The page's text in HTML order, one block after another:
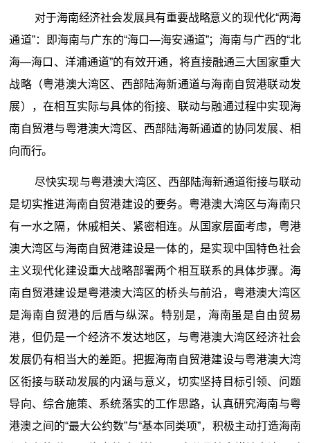
对于海南经济社会发展具有重要战略意义的现代化“两海
通道”：即海南与广东的“海口—海安通道”；海南与广西的“北
海—海口、洋浦通道”的有效开通，将直接融通三大国家重大
战略（粤港澳大湾区、西部陆海新通道与海南自贸港联动发
展），在相互实际与具体的衔接、联动与融通过程中实现海
南自贸港与粤港澳大湾区、西部陆海新通道的协同发展、相
向而行。
尽快实现与粤港澳大湾区、西部陆海新通道衔接与联动
是切实推进海南自贸港建设的要务。粤港澳大湾区与海南只
有一水之隔，休戚相关、紧密相连。从国家层面考虑，粤港
澳大湾区与海南自贸港建设是一体的，是实现中国特色社会
主义现代化建设重大战略部署两个相互联系的具体步骤。海
南自贸港建设是粤港澳大湾区的桥头与前沿，粤港澳大湾区
是海南自贸港的后盾与纵深。特别是，海南虽是自由贸易
港，但仍是一个经济不发达地区，与粤港澳大湾区经济社会
发展仍有相当大的差距。把握海南自贸港建设与粤港澳大湾
区衔接与联动发展的内涵与意义，切实坚持目标引领、问题
导向、综合施策、系统落实的工作思路，认真研究海南与粤
港澳之间的“最大公约数”与“基本同类项”，积极主动打造海南